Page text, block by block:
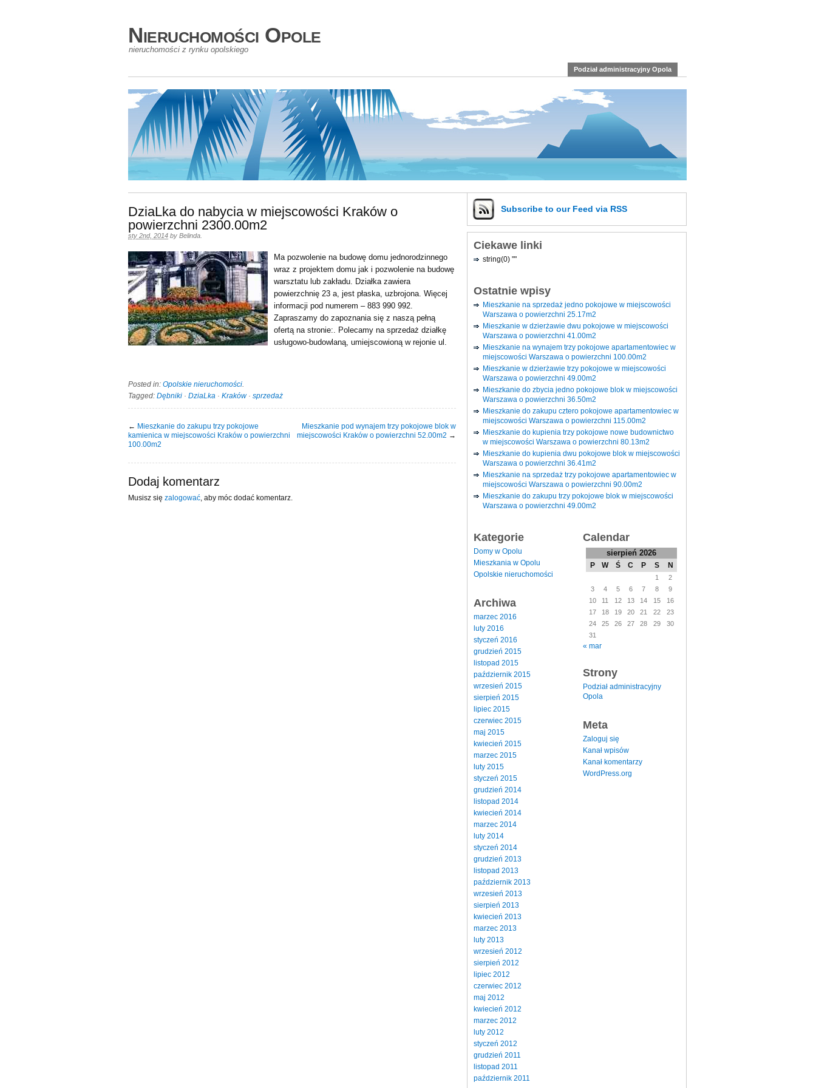
Nieruchomości Opole
nieruchomości z rynku opolskiego
Podział administracyjny Opola
DziaLka do nabycia w miejscowości Kraków o
powierzchni 2300.00m2
sty 2nd, 2014 by Belinda
Ma pozwolenie na budowę domu jednorodzinnego
wraz z projektem domu jak i pozwolenie na budowę
warsztatu lub zakładu. Działka zawiera
powierzchnię 23 a, jest płaska, uzbrojona. Więcej
informacji pod numerem – 883 990 992.
Zapraszamy do zapoznania się z naszą pełną
ofertą na stronie:. Polecamy na sprzedaż działkę
usługowo-budowlaną, umiejscowioną w rejonie ul.
Posted in: Opolskie nieruchomości.
Tagged: Dębniki · DziaLka · Kraków· sprzedaż
← Mieszkanie do zakupu trzy pokojowe
kamienica w miejscowości Kraków o powierzchni
100.00m2
Mieszkanie pod wynajem trzy pokojowe blok w
miejscowości Kraków o powierzchni 52.00m2 →
Dodaj komentarz
Musisz się zalogować , aby móc dodać komentarz.
Subscribe to our Feed via RSS
Ciekawe linki
string(0) ""
Ostatnie wpisy
Mieszkanie na sprzedaż jedno pokojowe w miejscowości
Warszawa o powierzchni 25.17m2
Mieszkanie w dzierżawie dwu pokojowe w miejscowości
Warszawa o powierzchni 41.00m2
Mieszkanie na wynajem trzy pokojowe apartamentowiec w
miejscowości Warszawa o powierzchni 100.00m2
Mieszkanie w dzierżawie trzy pokojowe w miejscowości
Warszawa o powierzchni 49.00m2
Mieszkanie do zbycia jedno pokojowe blok w miejscowości
Warszawa o powierzchni 36.50m2
Mieszkanie do zakupu cztero pokojowe apartamentowiec w
miejscowości Warszawa o powierzchni 115.00m2
Mieszkanie do kupienia trzy pokojowe nowe budownictwo
w miejscowości Warszawa o powierzchni 80.13m2
Mieszkanie do kupienia dwu pokojowe blok w miejscowości
Warszawa o powierzchni 36.41m2
Mieszkanie na sprzedaż trzy pokojowe apartamentowiec w
miejscowości Warszawa o powierzchni 90.00m2
Mieszkanie do zakupu trzy pokojowe blok w miejscowości
Warszawa o powierzchni 49.00m2
Kategorie
Domy w Opolu
Mieszkania w Opolu
Opolskie nieruchomości
Archiwa
marzec 2016
luty 2016
styczeń 2016
grudzień 2015
listopad 2015
październik 2015
wrzesień 2015
sierpień 2015
lipiec 2015
czerwiec 2015
maj 2015
kwiecień 2015
marzec 2015
luty 2015
styczeń 2015
grudzień 2014
listopad 2014
kwiecień 2014
marzec 2014
luty 2014
styczeń 2014
grudzień 2013
listopad 2013
październik 2013
wrzesień 2013
sierpień 2013
kwiecień 2013
marzec 2013
luty 2013
wrzesień 2012
sierpień 2012
lipiec 2012
czerwiec 2012
maj 2012
kwiecień 2012
marzec 2012
luty 2012
styczeń 2012
grudzień 2011
listopad 2011
październik 2011
Calendar
sierpień 2026
P W Ś C P S N
1
2
3
4 5 6 7 8
9
10
11 12 13 14 15
16
17
18 19 20 21 22
23
24
25 26 27 28 29
30
31
« mar
Strony
Podział administracyjny
Opola
Meta
Zaloguj się
Kanał wpisów
Kanał komentarzy
WordPress.org